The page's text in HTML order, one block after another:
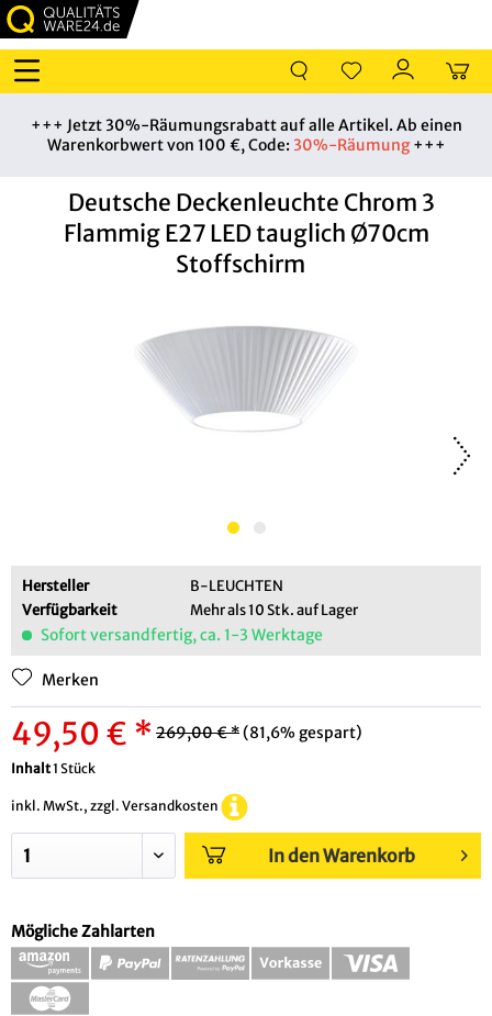
+++ Jetzt 30%-Räumungsrabatt auf alle Artikel. Ab einen
Warenkorbwert von 100 €, Code: 30%-Räumung+++
Deutsche Deckenleuchte Chrom 3
Flammig E27 LED tauglich Ø70cm
Stoffschirm
Hersteller
B-LEUCHTEN
Verfügbarkeit
Mehr als 10 Stk. auf Lager
Sofort versandfertig, ca. 1-3 Werktage
Merken
49,50 € * 269,00 € *(81,6% gespart)
Inhalt1 Stück
inkl. MwSt., zzgl. Versandkosten
In den Warenkorb
Mögliche Zahlarten